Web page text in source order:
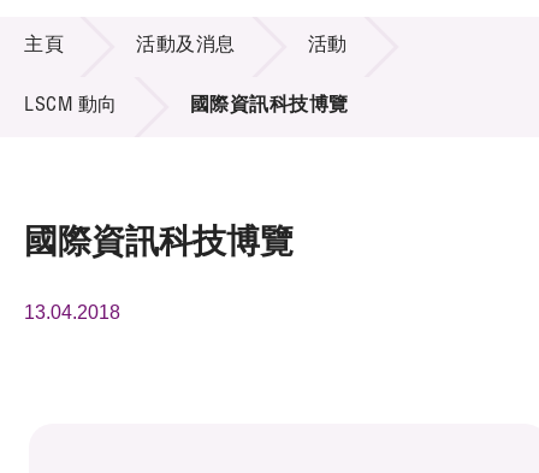
技術商品化
項目及資助計劃
活動及消息
獎項
活動及消息
主頁 活動及消息 活動
LSCM 動向 國際資訊科技博覽
國際資訊科技博覽
13.04.2018